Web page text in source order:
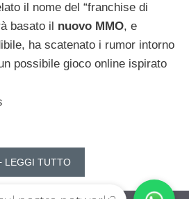
il nome del “franchise di
basato il nuovo MMO, e
ha scatenato i rumor intorno
possibile gioco online ispirato
LEGGI TUTTO